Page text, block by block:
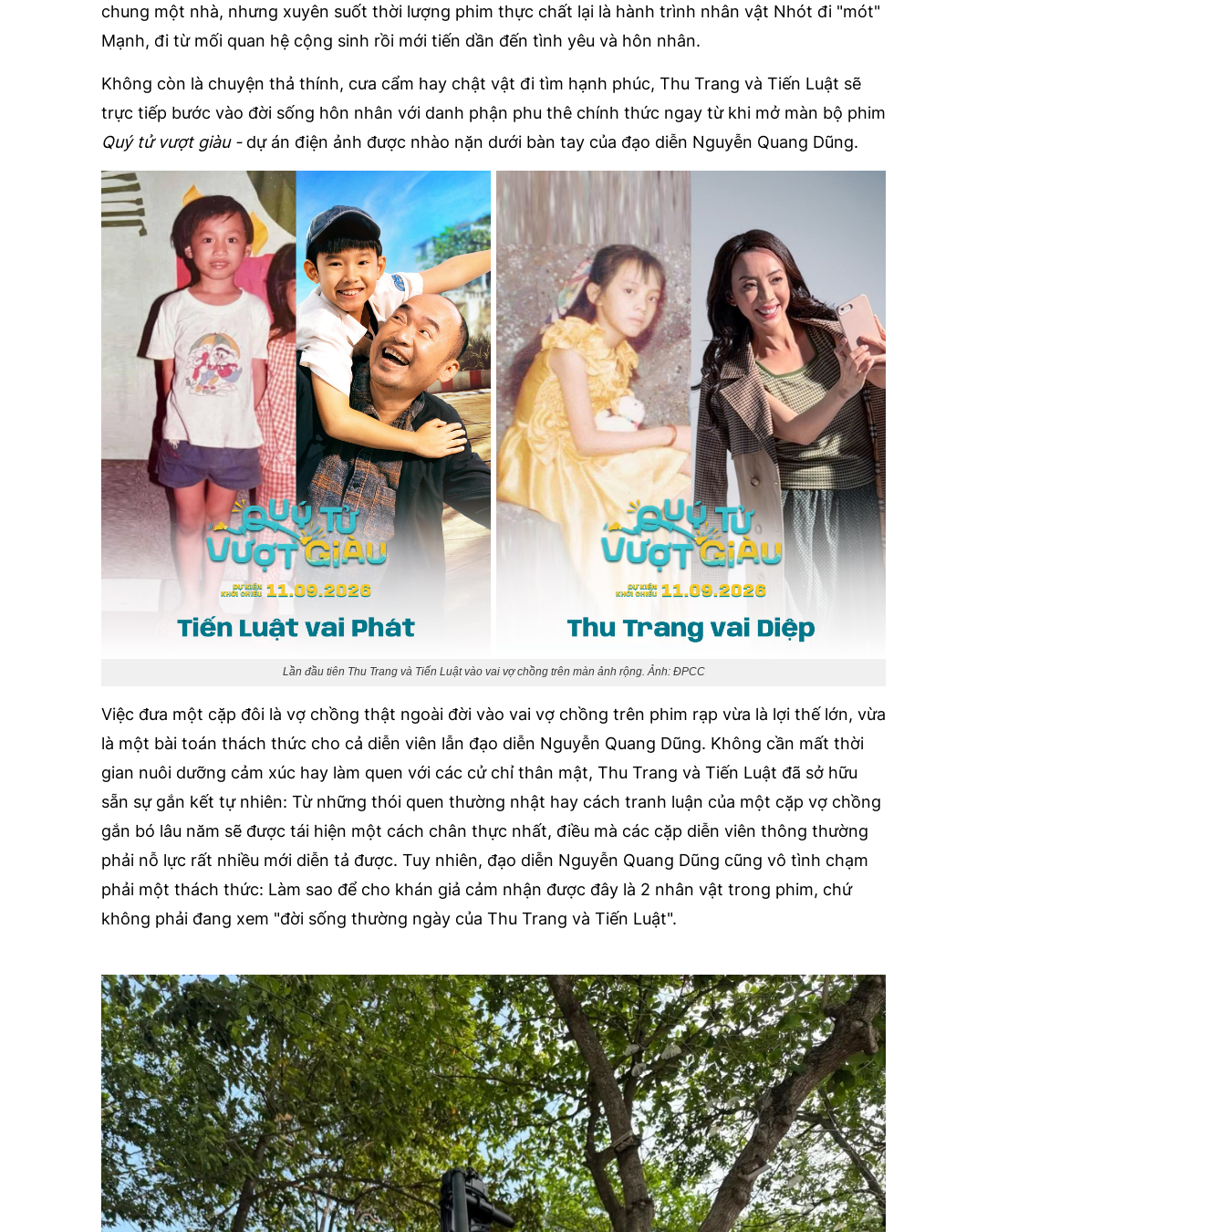
chung một nhà, nhưng xuyên suốt thời lượng phim thực chất lại là hành trình nhân vật Nhót đi "mót"
Mạnh, đi từ mối quan hệ cộng sinh rồi mới tiến dần đến tình yêu và hôn nhân.
Không còn là chuyện thả thính, cưa cẩm hay chật vật đi tìm hạnh phúc, Thu Trang và Tiến Luật sẽ
trực tiếp bước vào đời sống hôn nhân với danh phận phu thê chính thức ngay từ khi mở màn bộ phim
Quý tử vượt giàu - dự án điện ảnh được nhào nặn dưới bàn tay của đạo diễn Nguyễn Quang Dũng.
Lần đầu tiên Thu Trang và Tiến Luật vào vai vợ chồng trên màn ảnh rộng. Ảnh: ĐPCC
Việc đưa một cặp đôi là vợ chồng thật ngoài đời vào vai vợ chồng trên phim rạp vừa là lợi thế lớn, vừa
là một bài toán thách thức cho cả diễn viên lẫn đạo diễn Nguyễn Quang Dũng. Không cần mất thời
gian nuôi dưỡng cảm xúc hay làm quen với các cử chỉ thân mật, Thu Trang và Tiến Luật đã sở hữu
sẵn sự gắn kết tự nhiên: Từ những thói quen thường nhật hay cách tranh luận của một cặp vợ chồng
gắn bó lâu năm sẽ được tái hiện một cách chân thực nhất, điều mà các cặp diễn viên thông thường
phải nỗ lực rất nhiều mới diễn tả được. Tuy nhiên, đạo diễn Nguyễn Quang Dũng cũng vô tình chạm
phải một thách thức: Làm sao để cho khán giả cảm nhận được đây là 2 nhân vật trong phim, chứ
không phải đang xem "đời sống thường ngày của Thu Trang và Tiến Luật".